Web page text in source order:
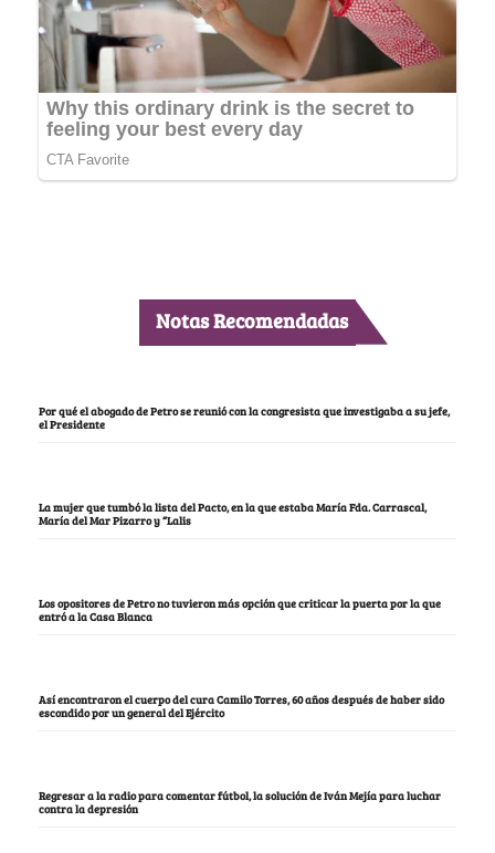
Notas Recomendadas
Por qué el abogado de Petro se reunió con la congresista que investigaba a su jefe,
el Presidente
La mujer que tumbó la lista del Pacto, en la que estaba María Fda. Carrascal,
María del Mar Pizarro y “Lalis
Los opositores de Petro no tuvieron más opción que criticar la puerta por la que
entró a la Casa Blanca
Así encontraron el cuerpo del cura Camilo Torres, 60 años después de haber sido
escondido por un general del Ejército
Regresar a la radio para comentar fútbol, la solución de Iván Mejía para luchar
contra la depresión